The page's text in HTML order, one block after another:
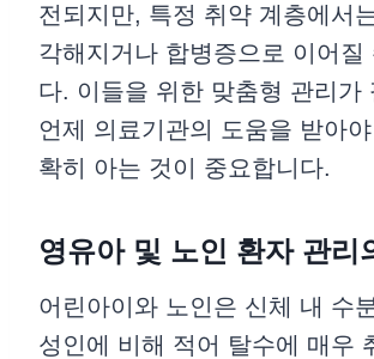
전되지만, 특정 취약 계층에서
각해지거나 합병증으로 이어질
다. 이들을 위한 맞춤형 관리가
언제 의료기관의 도움을 받아
확히 아는 것이 중요합니다.
영유아 및 노인 환자 관리
어린아이와 노인은 신체 내 수
성인에 비해 적어 탈수에 매우